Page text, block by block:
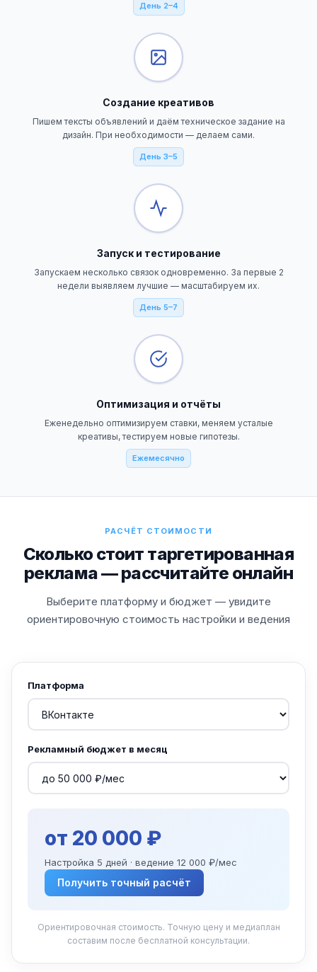
День 2–4
Создание креативов
Пишем тексты объявлений и даём техническое задание на
дизайн. При необходимости — делаем сами.
День 3–5
Запуск и тестирование
Запускаем несколько связок одновременно. За первые 2
недели выявляем лучшие — масштабируем их.
День 5–7
Оптимизация и отчёты
Еженедельно оптимизируем ставки, меняем усталые
креативы, тестируем новые гипотезы.
Ежемесячно
РАСЧЁТ СТОИМОСТИ
Сколько стоит таргетированная
реклама — рассчитайте онлайн
Выберите платформу и бюджет — увидите
ориентировочную стоимость настройки и ведения
Платформа
Рекламный бюджет в месяц
от 20 000 ₽
Настройка 5 дней · ведение 12 000 ₽/мес
Получить точный расчёт
Ориентировочная стоимость. Точную цену и медиаплан
составим после бесплатной консультации.